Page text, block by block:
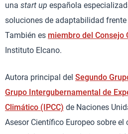
una start up española
soluciones de adaptabilidad
También es miembro del Consejo
Instituto Elcano.
Autora principal del Segundo
Grupo Intergubernamental de
Climático (IPCC) de Naciones
Asesor Científico Europeo sobre